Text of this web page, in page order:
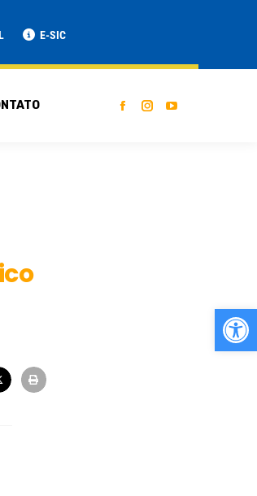
E-SIC